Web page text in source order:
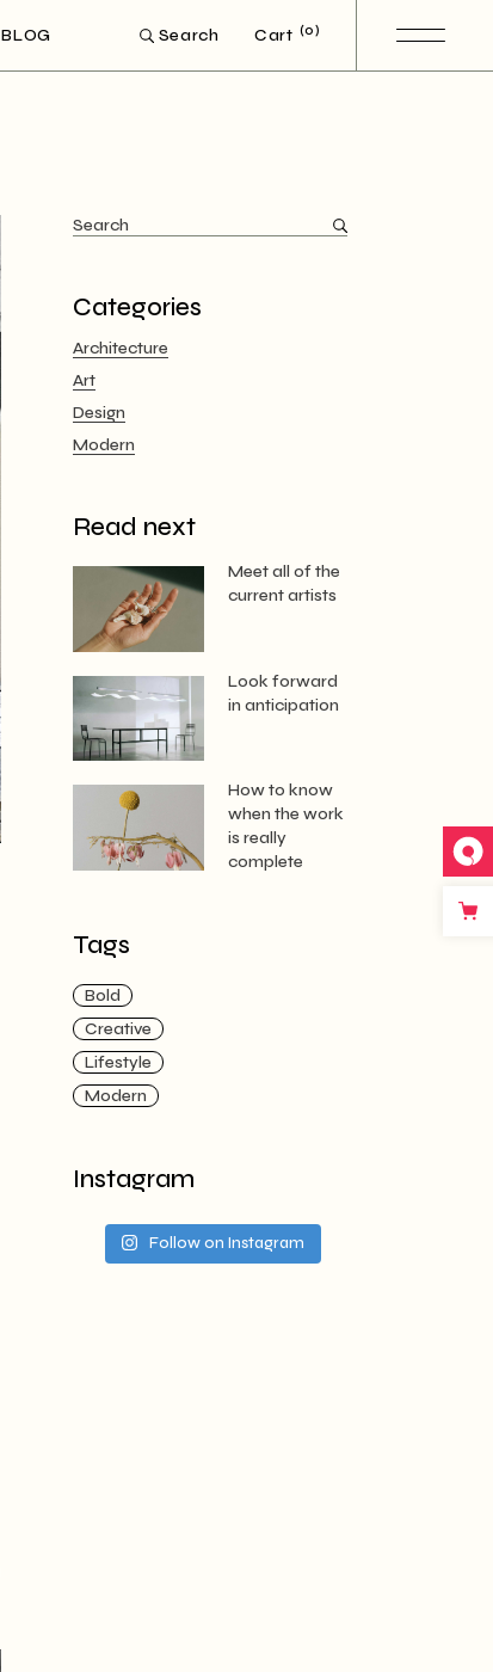
BLOG Search Cart (0)
Search
for:
Categories
Architecture
Art
Design
Modern
Read next
Meet all of the
current artists
Look forward
in anticipation
How to know
when the work
is really
complete
Tags
Bold
Creative
Lifestyle
Modern
Instagram
Follow on Instagram